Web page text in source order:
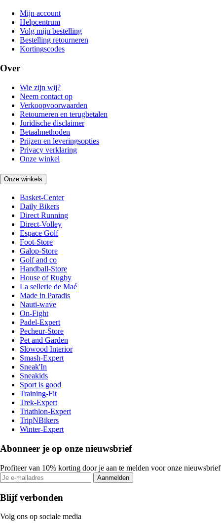
Mijn account
Helpcentrum
Volg mijn bestelling
Bestelling retourneren
Kortingscodes
Over
Wie zijn wij?
Neem contact op
Verkoopvoorwaarden
Retourneren en terugbetalen
Juridische disclaimer
Betaalmethoden
Prijzen en leveringsopties
Privacy verklaring
Onze winkel
Onze winkels
Basket-Center
Daily Bikers
Direct Running
Direct-Volley
Espace Golf
Foot-Store
Galop-Store
Golf and co
Handball-Store
House of Rugby
La sellerie de Maé
Made in Paradis
Nauti-wave
On-Fight
Padel-Expert
Pecheur-Store
Pet and Garden
Slowood Interior
Smash-Expert
Sneak'In
Sneakids
Sport is good
Training-Fit
Trek-Expert
Triathlon-Expert
TripNBikers
Winter-Expert
Abonneer je op onze nieuwsbrief
Profiteer van 10% korting door je aan te melden voor onze nieuwsbrief
Aanmelden
Blijf verbonden
Volg ons op sociale media